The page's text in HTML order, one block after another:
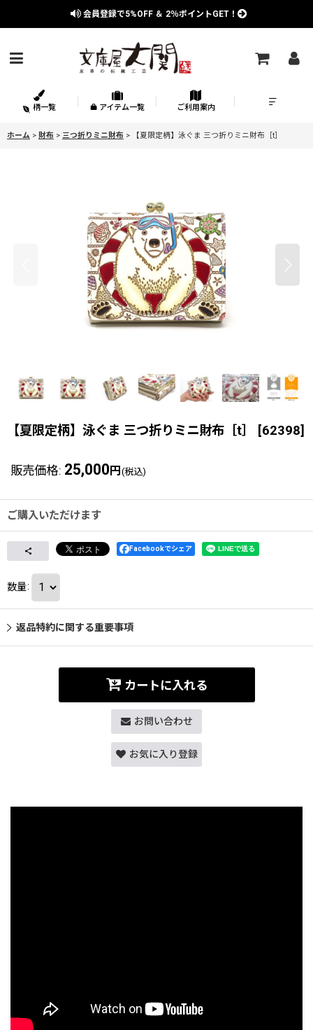
会員登録で5%OFF ＆ 2％ポイントGET！
柄一覧 アイテム一覧 ご利用案内
ホーム > 財布 > 三つ折りミニ財布 > 【夏限定柄】泳ぐま 三つ折りミニ財布［t］
【夏限定柄】泳ぐま 三つ折りミニ財布［t］ [62398]
販売価格: 25,000 円 (税込)
ご購入いただけます
Facebookでシェア
数量:
返品特約に関する重要事項
カートに入れる
お問い合わせ
お気に入り登録